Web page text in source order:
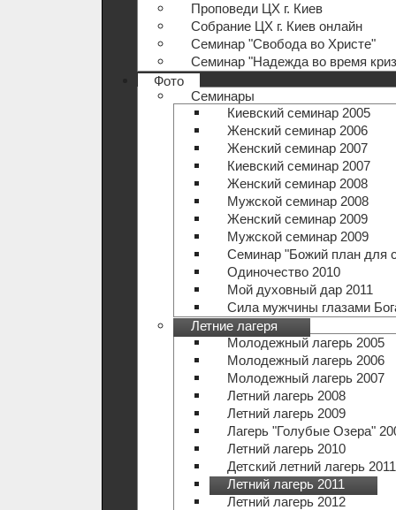
Проповеди ЦХ г. Киев
Собрание ЦХ г. Киев онлайн
Семинар "Свобода во Христе"
Семинар "Надежда во время
Фото
Семинары
Киевский семинар 2005
Женский семинар 2006
Женский семинар 2007
Киевский семинар 2007
Женский семинар 2008
Мужской семинар 2008
Женский семинар 2009
Мужской семинар 2009
Семинар "Божий план для
Одиночество 2010
Мой духовный дар 2011
Сила мужчины глазами
Летние лагеря
Молодежный лагерь 2005
Молодежный лагерь 2006
Молодежный лагерь 2007
Летний лагерь 2008
Летний лагерь 2009
Лагерь "Голубые Озера"
Летний лагерь 2010
Детский летний лагерь 2011
Летний лагерь 2011
Летний лагерь 2012